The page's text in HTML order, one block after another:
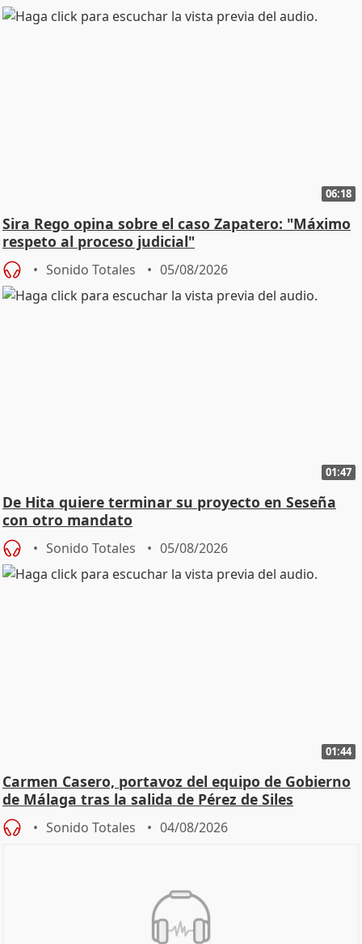
06:18
Sira Rego opina sobre el caso Zapatero: "Máximo
respeto al proceso judicial"
Sonido Totales 05/08/2026
01:47
De Hita quiere terminar su proyecto en Seseña
con otro mandato
Sonido Totales 05/08/2026
01:44
Carmen Casero, portavoz del equipo de Gobierno
de Málaga tras la salida de Pérez de Siles
Sonido Totales 04/08/2026